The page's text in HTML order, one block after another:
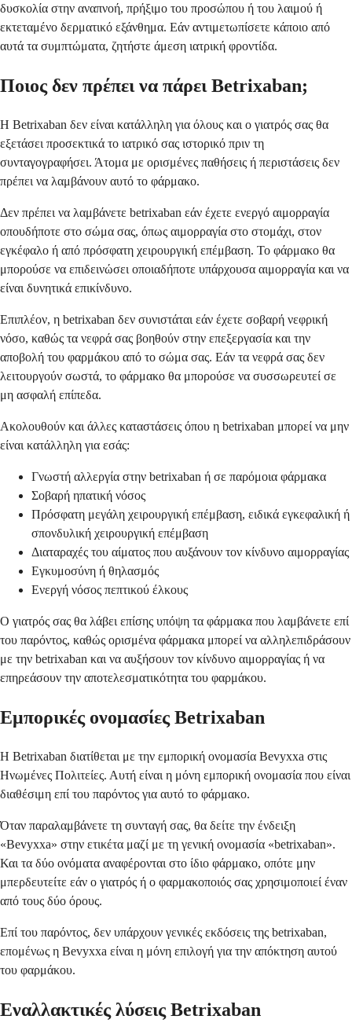
δυσκολία στην αναπνοή, πρήξιμο του προσώπου ή του λαιμού ή
εκτεταμένο δερματικό εξάνθημα. Εάν αντιμετωπίσετε κάποιο από
αυτά τα συμπτώματα, ζητήστε άμεση ιατρική φροντίδα.
Ποιος δεν πρέπει να πάρει Betrixaban;
Η Betrixaban δεν είναι κατάλληλη για όλους και ο γιατρός σας θα
εξετάσει προσεκτικά το ιατρικό σας ιστορικό πριν τη
συνταγογραφήσει. Άτομα με ορισμένες παθήσεις ή περιστάσεις δεν
πρέπει να λαμβάνουν αυτό το φάρμακο.
Δεν πρέπει να λαμβάνετε betrixaban εάν έχετε ενεργό αιμορραγία
οπουδήποτε στο σώμα σας, όπως αιμορραγία στο στομάχι, στον
εγκέφαλο ή από πρόσφατη χειρουργική επέμβαση. Το φάρμακο θα
μπορούσε να επιδεινώσει οποιαδήποτε υπάρχουσα αιμορραγία και να
είναι δυνητικά επικίνδυνο.
Επιπλέον, η betrixaban δεν συνιστάται εάν έχετε σοβαρή νεφρική
νόσο, καθώς τα νεφρά σας βοηθούν στην επεξεργασία και την
αποβολή του φαρμάκου από το σώμα σας. Εάν τα νεφρά σας δεν
λειτουργούν σωστά, το φάρμακο θα μπορούσε να συσσωρευτεί σε
μη ασφαλή επίπεδα.
Ακολουθούν και άλλες καταστάσεις όπου η betrixaban μπορεί να μην
είναι κατάλληλη για εσάς:
Γνωστή αλλεργία στην betrixaban ή σε παρόμοια φάρμακα
Σοβαρή ηπατική νόσος
Πρόσφατη μεγάλη χειρουργική επέμβαση, ειδικά εγκεφαλική ή
σπονδυλική χειρουργική επέμβαση
Διαταραχές του αίματος που αυξάνουν τον κίνδυνο αιμορραγίας
Εγκυμοσύνη ή θηλασμός
Ενεργή νόσος πεπτικού έλκους
Ο γιατρός σας θα λάβει επίσης υπόψη τα φάρμακα που λαμβάνετε επί
του παρόντος, καθώς ορισμένα φάρμακα μπορεί να αλληλεπιδράσουν
με την betrixaban και να αυξήσουν τον κίνδυνο αιμορραγίας ή να
επηρεάσουν την αποτελεσματικότητα του φαρμάκου.
Εμπορικές ονομασίες Betrixaban
Η Betrixaban διατίθεται με την εμπορική ονομασία Bevyxxa στις
Ηνωμένες Πολιτείες. Αυτή είναι η μόνη εμπορική ονομασία που είναι
διαθέσιμη επί του παρόντος για αυτό το φάρμακο.
Όταν παραλαμβάνετε τη συνταγή σας, θα δείτε την ένδειξη
«Bevyxxa» στην ετικέτα μαζί με τη γενική ονομασία «betrixaban».
Και τα δύο ονόματα αναφέρονται στο ίδιο φάρμακο, οπότε μην
μπερδευτείτε εάν ο γιατρός ή ο φαρμακοποιός σας χρησιμοποιεί έναν
από τους δύο όρους.
Επί του παρόντος, δεν υπάρχουν γενικές εκδόσεις της betrixaban,
επομένως η Bevyxxa είναι η μόνη επιλογή για την απόκτηση αυτού
του φαρμάκου.
Εναλλακτικές λύσεις Betrixaban